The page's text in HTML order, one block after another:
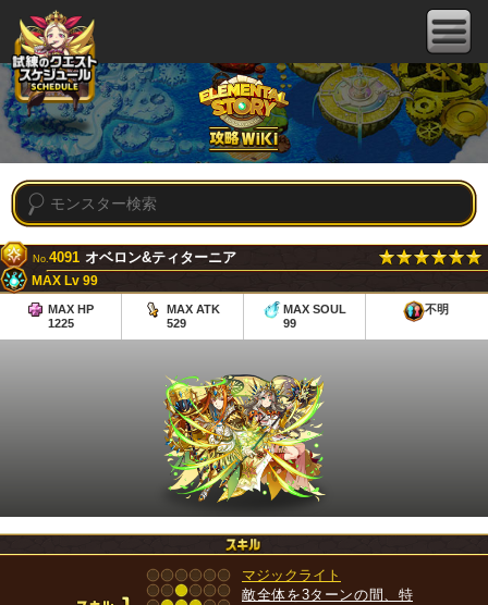
No.4091 オベロン&ティターニア
MAX Lv 99
MAX HP
1225
MAX ATK
529
MAX SOUL
99
不明
マジックライト
敵全体を3ターンの間、特